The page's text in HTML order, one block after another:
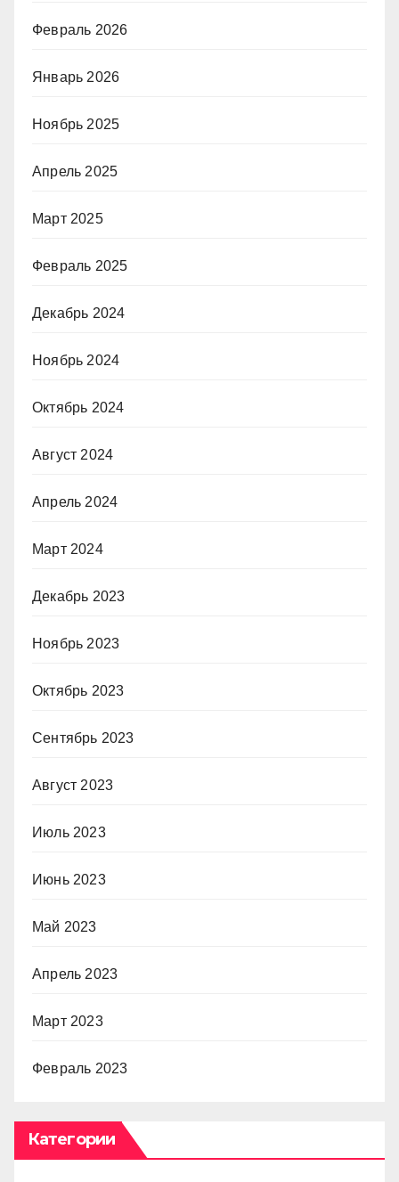
Февраль 2026
Январь 2026
Ноябрь 2025
Апрель 2025
Март 2025
Февраль 2025
Декабрь 2024
Ноябрь 2024
Октябрь 2024
Август 2024
Апрель 2024
Март 2024
Декабрь 2023
Ноябрь 2023
Октябрь 2023
Сентябрь 2023
Август 2023
Июль 2023
Июнь 2023
Май 2023
Апрель 2023
Март 2023
Февраль 2023
Категории